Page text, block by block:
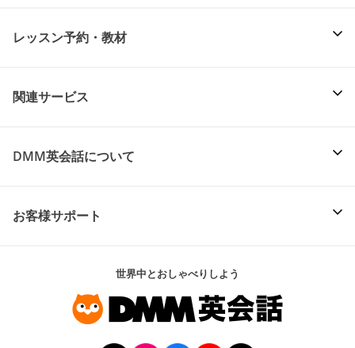
レッスン予約・教材
関連サービス
DMM英会話について
お客様サポート
世界中とおしゃべりしよう